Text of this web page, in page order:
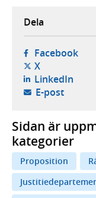
Dela
Facebook-
X- öppnas i
LinkedIn-
E-post-
Sidan är
kategorier
Proposition